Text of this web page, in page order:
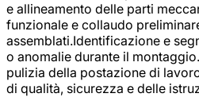
e allineamento delle parti
funzionale e collaudo
assemblati.Identificazione e
o anomalie durante il
pulizia della postazione di
di qualità, sicurezza e delle